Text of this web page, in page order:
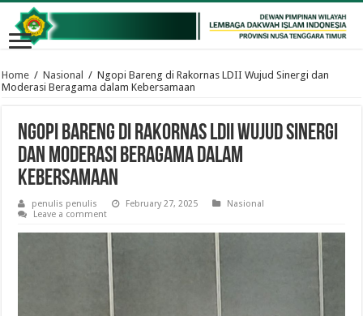
Home / Nasional / Ngopi Bareng di Rakornas LDII Wujud Sinergi dan
Moderasi Beragama dalam Kebersamaan
Ngopi Bareng di Rakornas LDII Wujud Sinergi
dan Moderasi Beragama dalam
Kebersamaan
penulis penulis February 27, 2025
Nasional
Leave a comment